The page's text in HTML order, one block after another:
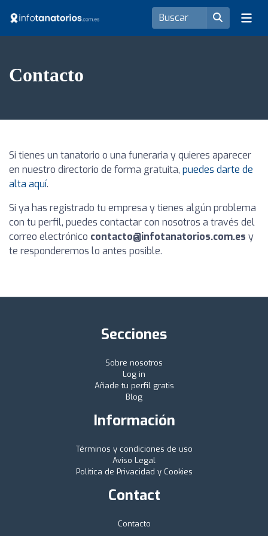
Contacto
Si tienes un tanatorio o una funeraria y quieres aparecer
en nuestro directorio de forma gratuita, puedes darte de
alta aquí.
Si ya has registrado tu empresa y tienes algún problema
con tu perfil, puedes contactar con nosotros a través del
correo electrónico contacto@infotanatorios.com.es y
te responderemos lo antes posible.
Secciones
Sobre nosotros
Log in
Añade tu perfil gratis
Blog
Información
Términos y condiciones de uso
Aviso Legal
Política de Privacidad y Cookies
Contact
Contacto